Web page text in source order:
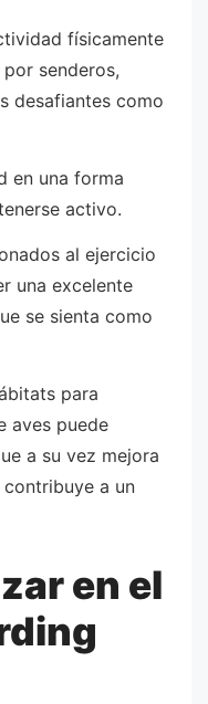
físicamente
senderos,
desafiantes como
en una forma
activo.
al ejercicio
una excelente
se sienta como
para
aves puede
a su vez mejora
a un
en el